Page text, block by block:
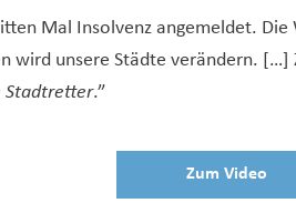
Mal Insolvenz angemeldet.
wird unsere Städte verändern.
Stadtretter.”
Zum Video